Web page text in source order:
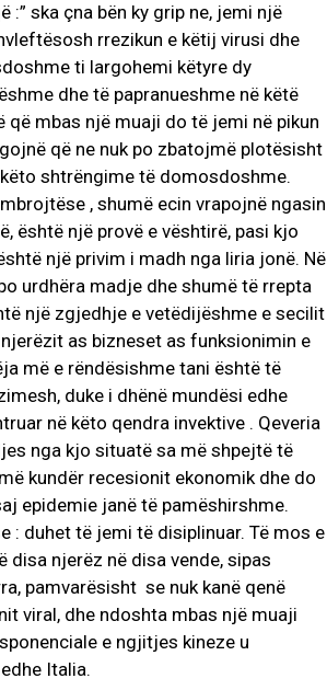
ska çna bën ky grip ne, jemi një
rrezikun e këtij virusi dhe
ti largohemi këtyre dy
dhe të papranueshme në këtë
mbas një muaji do të jemi në pikun
që ne nuk po zbatojmë plotësisht
shtrëngime të domosdoshme.
, shumë ecin vrapojnë ngasin
është një provë e vështirë, pasi kjo
një privim i madh nga liria jonë. Në
urdhëra madje dhe shumë të rrepta
një zgjedhje e vetëdijëshme e secilit
as bizneset as funksionimin e
më e rëndësishme tani është të
duke i dhënë mundësi edhe
në këto qendra invektive . Qeveria
nga kjo situatë sa më shpejtë të
kundër recesionit ekonomik dhe do
epidemie janë të pamëshirshme.
: duhet të jemi të disiplinuar. Të mos e
njerëz në disa vende, sipas
pamvarësisht se nuk kanë qenë
viral, dhe ndoshta mbas një muaji
e ngjitjes kineze u
Italia.